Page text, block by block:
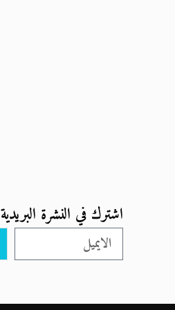
اشترك في النشرة البريدية